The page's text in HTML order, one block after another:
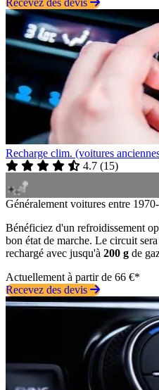
Recharge clim. (voitures
4.7 (15)
Généralement voitures entre
Bénéficiez d'un refroidissement
bon état de marche. Le circuit
rechargé avec jusqu'à 200 g de
Actuellement à partir de 66 €*
Recevez des devis